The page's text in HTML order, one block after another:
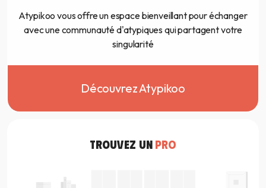
Atypikoo vous offre un espace bienveillant pour échanger
avec une communauté d'atypiques qui partagent votre
singularité
Découvrez Atypikoo
TROUVEZ UN PRO